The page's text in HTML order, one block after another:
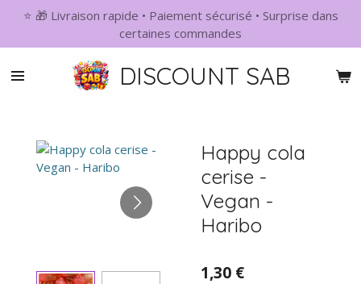
Passer
contenu
principal
DISCOUNT SAB
⭐ 🎁 Livraison rapide • Paiement sécurisé • Surprise dans
certaines commandes
Happy cola
cerise -
Vegan -
Haribo
1,30 €